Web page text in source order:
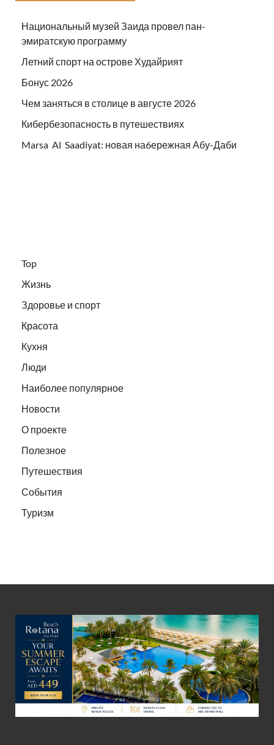
Национальный музей Заида провел пан-
эмиратскую программу
Летний спорт на острове Худайрият
Бонус 2026
Чем заняться в столице в августе 2026
Кибербезопасность в путешествиях
Marsa Al Saadiyat: новая на6ережная Абу-Даби
Top
Жизнь
Здоровье и спорт
Красота
Кухня
Люди
Наиболее популярное
Новости
О проекте
Полезное
Путешествия
События
Туризм